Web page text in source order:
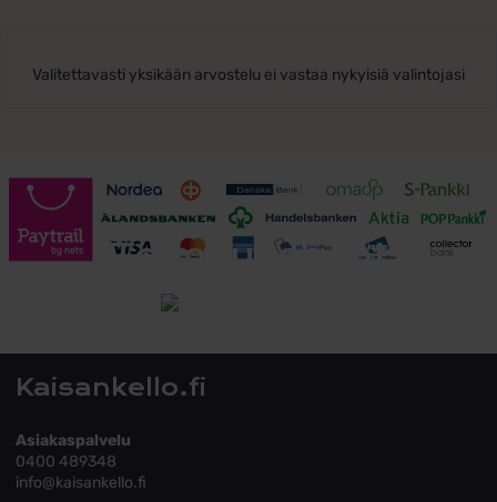
Valitettavasti yksikään arvostelu ei vastaa nykyisiä valintojasi
Toimitusehdot
Kaisankello.fi
Asiakaspalvelu
0400 489348
info@kaisankello.fi